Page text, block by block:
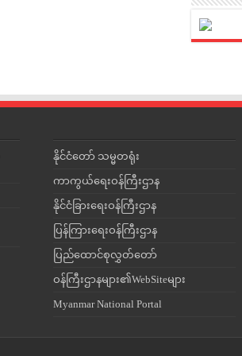
နိုင်ငံတော် သမ္မတရုံး
ကာကွယ်ရေးဝန်ကြီးဌာန
နိုင်ငံခြားရေးဝန်ကြီးဌာန
ပြန်ကြားရေးဝန်ကြီးဌာန
ပြည်ထောင်စုလွှတ်တော်
ဝန်ကြီးဌာနများ၏WebSiteများ
Myanmar National Portal